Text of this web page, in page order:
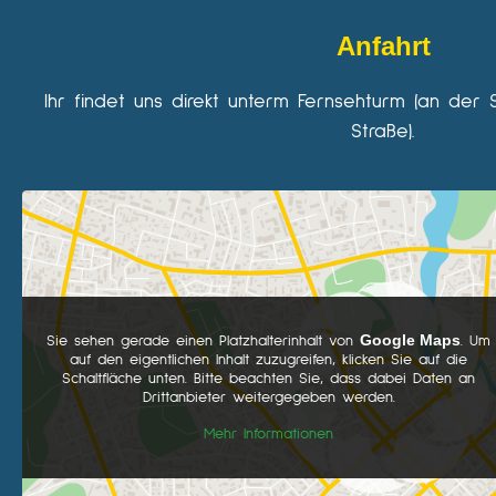
Anfahrt
Ihr findet uns direkt unterm Fernsehturm (an der
Straße).
Sie sehen gerade einen Platzhalterinhalt vonGoogle Maps. Um
auf den eigentlichen Inhalt zuzugreifen, klicken Sie auf die
Schaltfläche unten. Bitte beachten Sie, dass dabei Daten an
Drittanbieter weitergegeben werden.
Mehr Informationen